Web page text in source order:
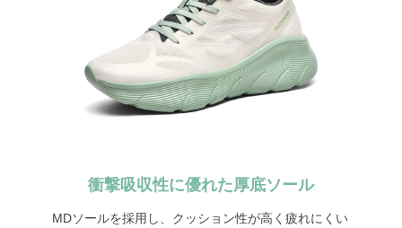
衝撃吸収性に優れた厚底ソール
MDソールを採用し、クッション性が高く疲れにくい